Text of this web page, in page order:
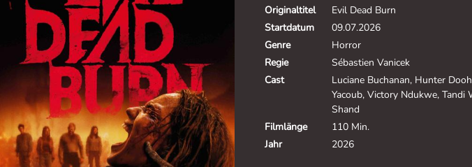
Originaltitel
Evil Dead Burn
Startdatum
09.07.2026
Genre
Horror
Regie
Sébastien Vanicek
Cast
Luciane Buchanan, Hunter
Yacoub, Victory Ndukwe, Tandi
Shand
Filmlänge
110 Min.
Jahr
2026